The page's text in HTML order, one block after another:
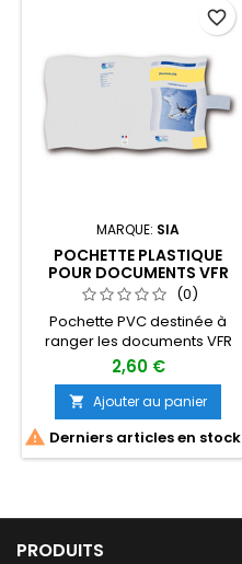
MARQUE: SIA
POCHETTE PLASTIQUE
POUR DOCUMENTS VFR
(0)
Pochette PVC destinée à
ranger les documents VFR
2,60 €
 Ajouter au panier
 Derniers articles en stock
favorite_border
PRODUITS